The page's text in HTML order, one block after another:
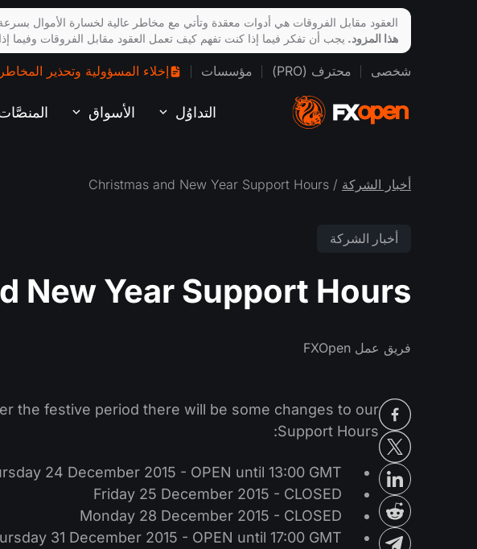
شخصى محترف (PRO) مؤسسات إخلاء المسؤولية وتحذير المخاطر
التداوُل الأسواق
أخبار الشركة / Christmas and New Year Support Hours
أخبار الشركة
New Year Support Hours
فريق عمل FXOpen
the festive period there will be some changes to our
Support Hours:
24 December 2015 - OPEN until 13:00 GMT
Friday 25 December 2015 - CLOSED
Monday 28 December 2015 - CLOSED
31 December 2015 - OPEN until 17:00 GMT
العقود مقابل الفروقات هي أدوات معقدة وتأتي مع مخاطر عالية لخسارة الأموال بسرعة
هذا المزود. يجب أن تفكر فيما إذا كنت تفهم كيف تعمل العقود مقابل الفروقات